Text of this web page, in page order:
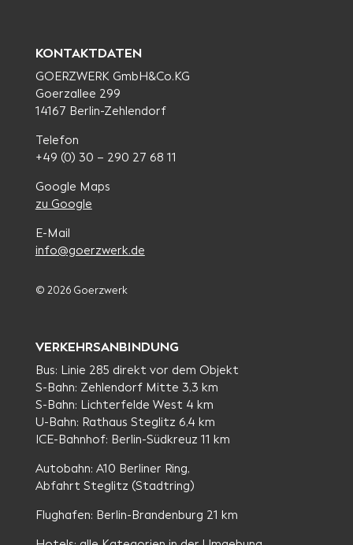
KONTAKTDATEN
GOERZWERK GmbH&Co.KG
Goerzallee 299
14167 Berlin-Zehlendorf
Telefon
+49 (0) 30 – 290 27 68 11
Google Maps
zu Google
E-Mail
info@goerzwerk.de
© 2026 Goerzwerk
VERKEHRSANBINDUNG
Bus: Linie 285 direkt vor dem Objekt
S-Bahn: Zehlendorf Mitte 3,3 km
S-Bahn: Lichterfelde West 4 km
U-Bahn: Rathaus Steglitz 6,4 km
ICE-Bahnhof: Berlin-Südkreuz 11 km
Autobahn: A10 Berliner Ring,
Abfahrt Steglitz (Stadtring)
Flughafen: Berlin-Brandenburg 21 km